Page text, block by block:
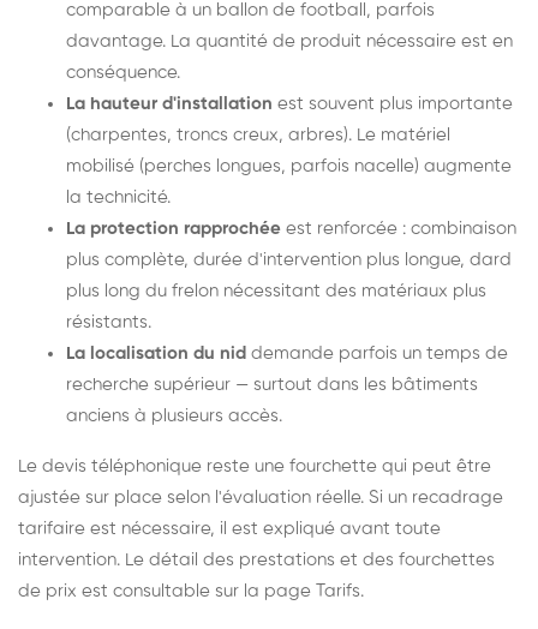
comparable à un ballon de football, parfois
davantage. La quantité de produit nécessaire est en
conséquence.
La hauteur d'installation est souvent plus importante
(charpentes, troncs creux, arbres). Le matériel
mobilisé (perches longues, parfois nacelle) augmente
la technicité.
La protection rapprochée est renforcée : combinaison
plus complète, durée d'intervention plus longue, dard
plus long du frelon nécessitant des matériaux plus
résistants.
La localisation du nid demande parfois un temps de
recherche supérieur — surtout dans les bâtiments
anciens à plusieurs accès.
Le devis téléphonique reste une fourchette qui peut être
ajustée sur place selon l'évaluation réelle. Si un recadrage
tarifaire est nécessaire, il est expliqué avant toute
intervention. Le détail des prestations et des fourchettes
de prix est consultable sur la page Tarifs.